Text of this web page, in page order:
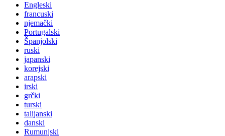
Engleski
francuski
njemački
Portugalski
Španjolski
ruski
japanski
korejski
arapski
irski
grčki
turski
talijanski
danski
Rumunjski